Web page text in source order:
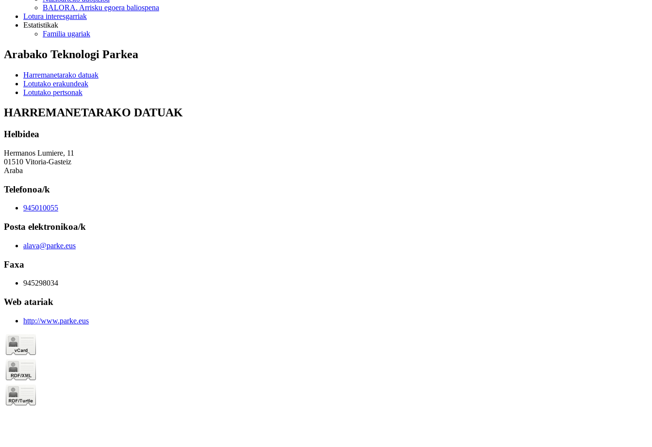
BALORA. Arrisku egoera baliospena
Lotura interesgarriak
Estatistikak
Familia ugariak
Arabako Teknologi Parkea
Harremanetarako datuak
Lotutako erakundeak
Lotutako pertsonak
HARREMANETARAKO DATUAK
Helbidea
Hermanos Lumiere, 11
01510 Vitoria-Gasteiz
Araba
Telefonoa/k
945010055
Posta elektronikoa/k
alava@parke.eus
Faxa
945298034
Web atariak
http://www.parke.eus